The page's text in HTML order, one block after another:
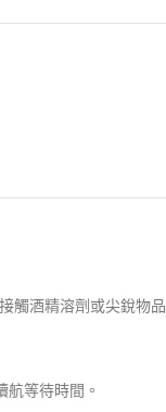
觸酒精溶劑或尖銳物
等待時間。